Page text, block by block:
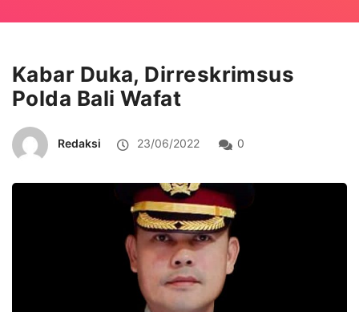
Kabar Duka, Dirreskrimsus
Polda Bali Wafat
Redaksi 23/06/2022 0